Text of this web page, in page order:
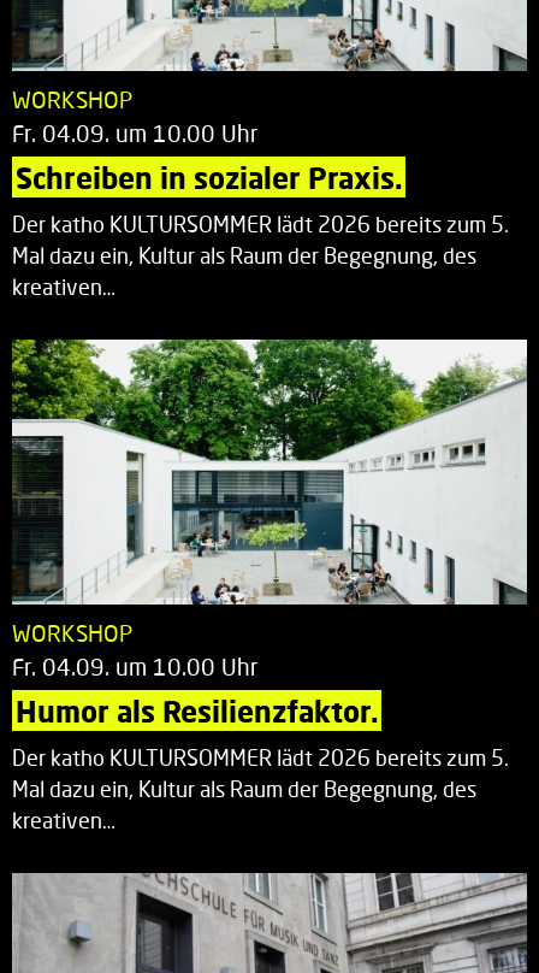
WORKSHOP
Fr. 04.09. um 10.00 Uhr
Schreiben in sozialer Praxis.
Der katho KULTURSOMMER lädt 2026 bereits zum 5.
Mal dazu ein, Kultur als Raum der Begegnung, des
kreativen…
WORKSHOP
Fr. 04.09. um 10.00 Uhr
Humor als Resilienzfaktor.
Der katho KULTURSOMMER lädt 2026 bereits zum 5.
Mal dazu ein, Kultur als Raum der Begegnung, des
kreativen…